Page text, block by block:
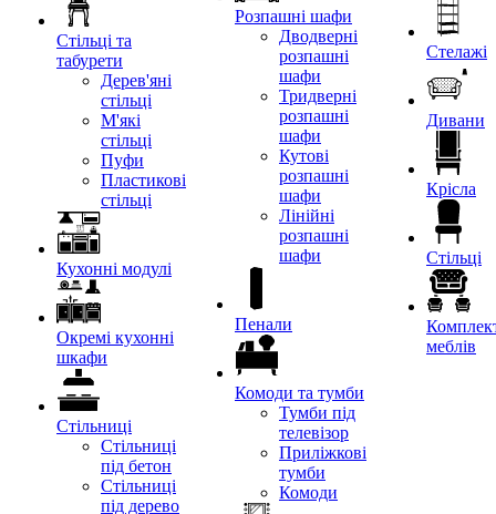
Стільці та
табурети
Дерев'яні
стільці
М'які
стільці
Пуфи
Пластикові
стільці
Кухонні модулі
Окремі кухонні
шкафи
Стільниці
Стільниці
під бетон
Стільниці
під дерево
Розпашні шафи
Дводверні
розпашні
шафи
Тридверні
розпашні
шафи
Кутові
розпашні
шафи
Лінійні
розпашні
шафи
Пенали
Комоди та тумби
Тумби під
телевізор
Приліжкові
тумби
Комоди
Стелажі
Дивани
Крісла
Стільці
меблів